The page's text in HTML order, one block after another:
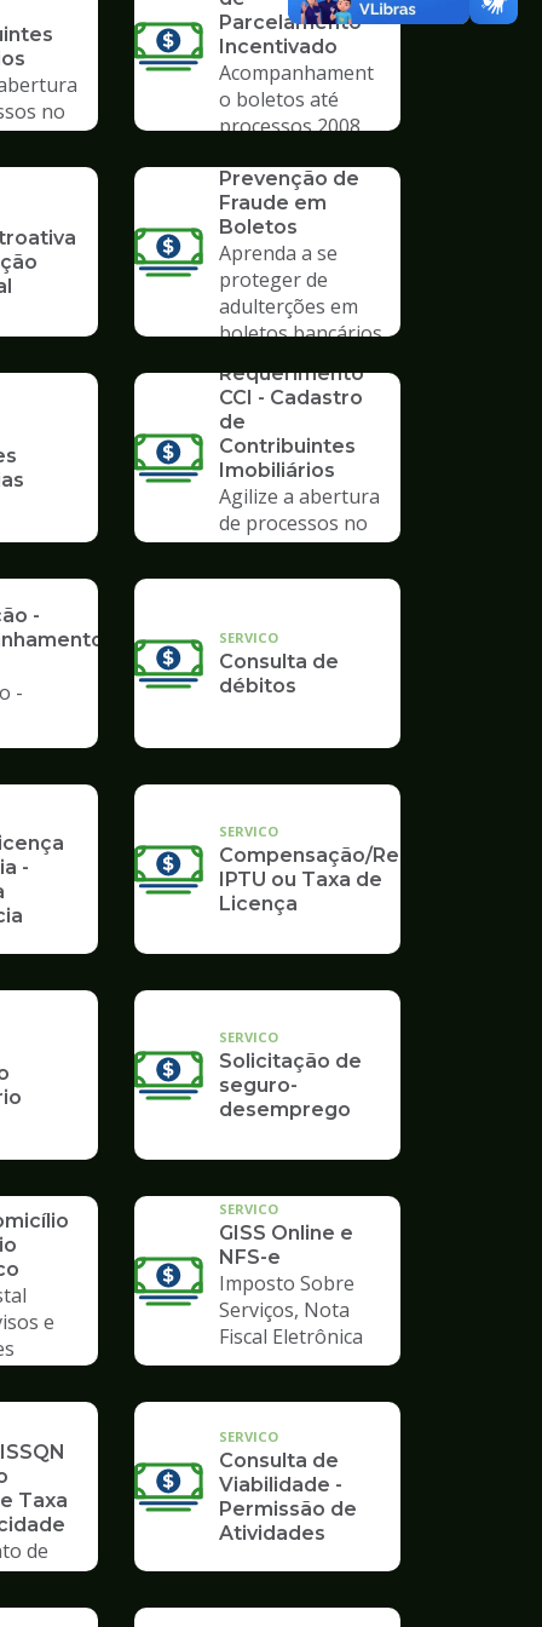
no
Parcelamento
Incentivado
Acompanhament
o boletos até
processos 2008
Prevenção de
Fraude em
Boletos
Aprenda a se
proteger de
adulterções em
boletos bancários
Requerimento
CCI - Cadastro
de
Contribuintes
Imobiliários
Agilize a abertura
de processos no
Poupatempo
-
-
SERVICO
Consulta de
débitos
-
SERVICO
Compensação/Restituição
IPTU ou Taxa de
Licença
SERVICO
Solicitação de
seguro-
desemprego
e
SERVICO
GISS Online e
NFS-e
Imposto Sobre
Serviços, Nota
Fiscal Eletrônica
Taxa
de
SERVICO
Consulta de
Viabilidade -
Permissão de
Atividades